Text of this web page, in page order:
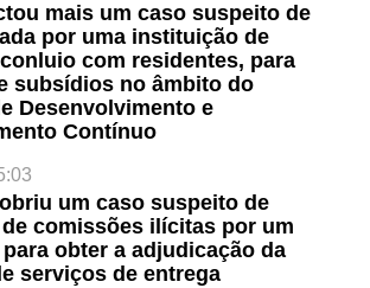
mais um caso suspeito de
por uma instituição de
com residentes, para
subsídios no âmbito do
Desenvolvimento e
Contínuo
um caso suspeito de
comissões ilícitas por um
obter a adjudicação da
serviços de entrega